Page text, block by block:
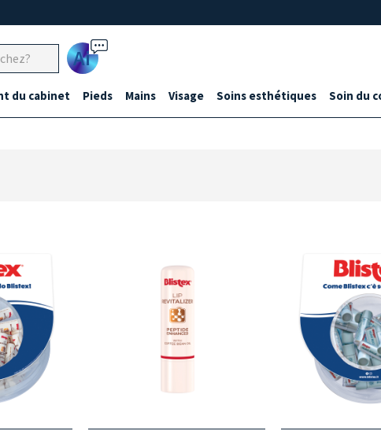
Ai
du cabinet Pieds Mains Visage Soins esthétiques Soin du